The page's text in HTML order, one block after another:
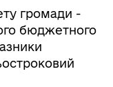
громади -
бюджетного